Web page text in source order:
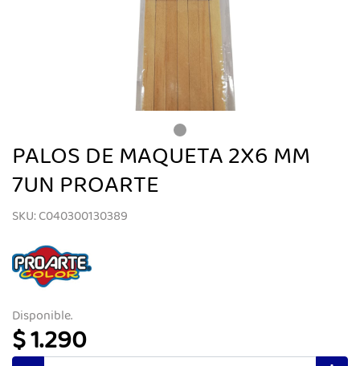
PALOS DE MAQUETA 2X6 MM
7UN PROARTE
SKU: C040300130389
Disponible.
$ 1.290